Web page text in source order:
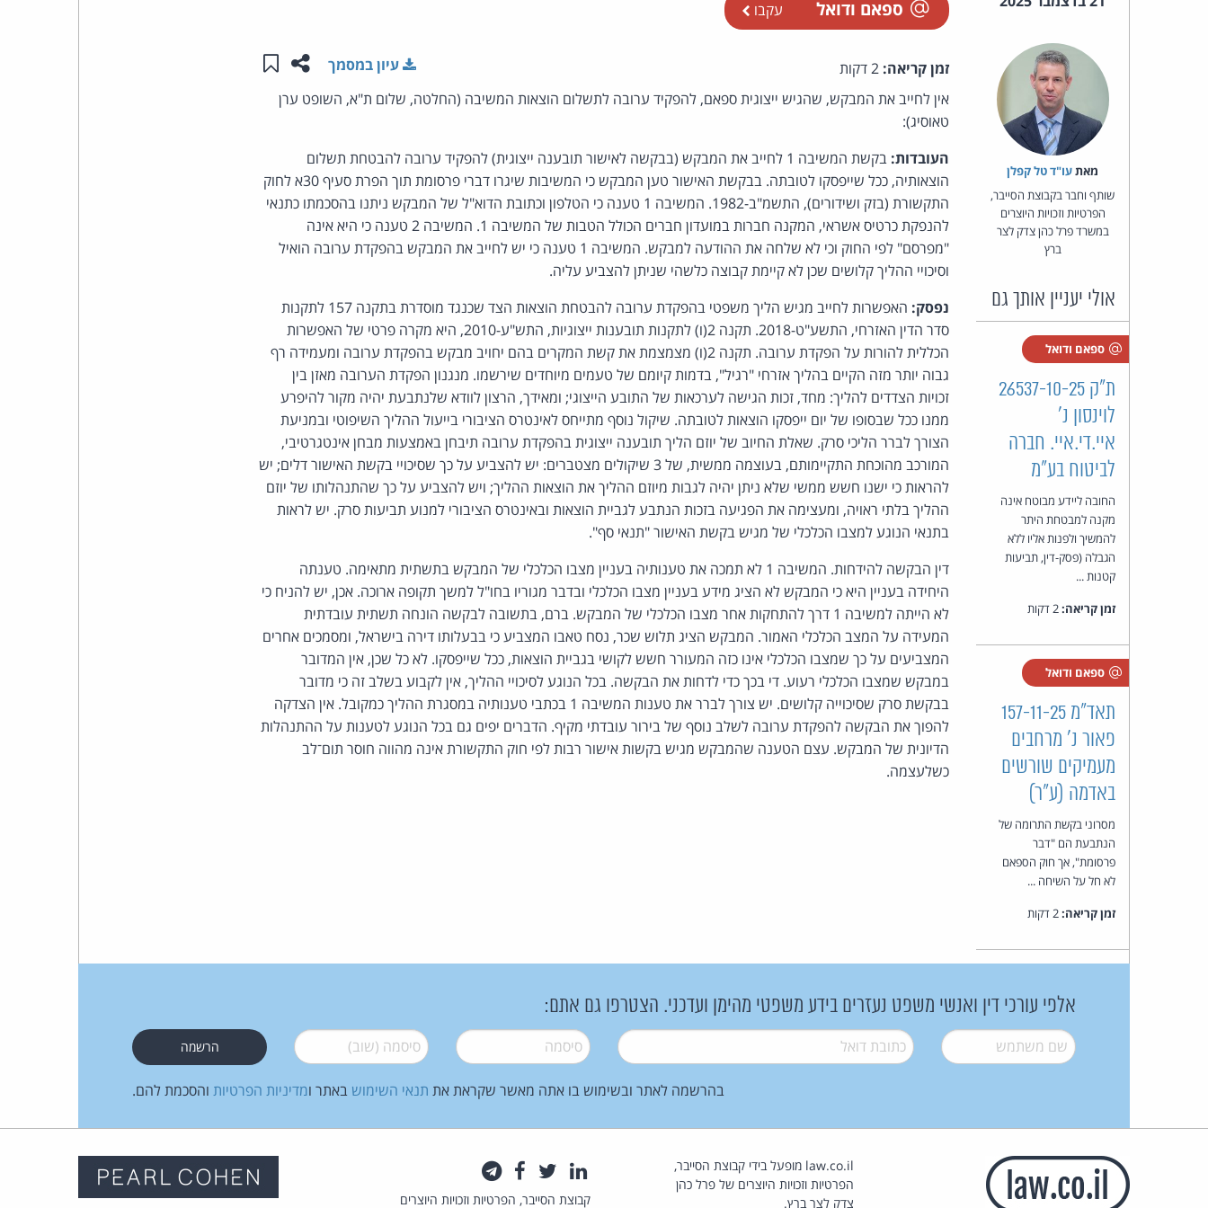
ספאם ודואל עקבו
מאת‏עו"ד טל קפלן
שותף וחבר בקבוצת הסייבר,
הפרטיות וזכויות היוצרים
במשרד פרל כהן צדק לצר
ברץ
אולי יעניין אותך גם
ספאם ודואל
ת"ק 26537-10-25
לוינסון נ'
איי.די.איי. חברה
לביטוח בע"מ
החובה ליידע מבוטח אינה
מקנה למבטחת היתר
להמשיך ולפנות אליו ללא
הגבלה (פסק-דין, תביעות
קטנות ...
זמן קריאה:
ספאם ודואל
תאד"מ 157-11-25
פאור נ' מרחבים
מעמיקים שורשים
באדמה (ע"ר)
מסרוני בקשת התרומה של
הנתבעת הם "דבר
פרסומת", אך חוק הספאם
לא חל על השיחה ...
זמן קריאה:
זמן קריאה: שתפו עמוד זה
שמור ב"תכנים שלי"
עיון במסמך
אין לחייב את המבקש, שהגיש ייצוגית ספאם, להפקיד ערובה לתשלום הוצאות המשיבה (החלטה, שלום ת"א, השופט ערן
טאוסיג):
העובדות:
בקשת המשיבה 1 לחייב את המבקש (בבקשה לאישור תובענה ייצוגית) להפקיד ערובה להבטחת תשלום
הוצאותיה, ככל שייפסקו לטובתה. בבקשת האישור טען המבקש כי המשיבות שיגרו דברי פרסומת תוך הפרת סעיף 30א לחוק
התקשורת (בזק ושידורים), התשמ"ב-1982. המשיבה 1 טענה כי הטלפון וכתובת הדוא"ל של המבקש ניתנו בהסכמתו כתנאי
להנפקת כרטיס אשראי, המקנה חברות במועדון חברים הכולל הטבות של המשיבה 1. המשיבה 2 טענה כי היא אינה
"מפרסם" לפי החוק וכי לא שלחה את ההודעה למבקש. המשיבה 1 טענה כי יש לחייב את המבקש בהפקדת ערובה הואיל
וסיכויי ההליך קלושים שכן לא קיימת קבוצה כלשהי שניתן להצביע עליה.
נפסק:
האפשרות לחייב מגיש הליך משפטי בהפקדת ערובה להבטחת הוצאות הצד שכנגד מוסדרת בתקנה 157 לתקנות
סדר הדין האזרחי, התשע"ט-2018. תקנה 2(ו) לתקנות תובענות ייצוגיות, התש"ע-2010, היא מקרה פרטי של האפשרות
הכללית להורות על הפקדת ערובה. תקנה 2(ו) מצמצמת את קשת המקרים בהם יחויב מבקש בהפקדת ערובה ומעמידה רף
גבוה יותר מזה הקיים בהליך אזרחי "רגיל", בדמות קיומם של טעמים מיוחדים שירשמו. מנגנון הפקדת הערובה מאזן בין
זכויות הצדדים להליך: מחד, זכות הגישה לערכאות של התובע הייצוגי; ומאידך, הרצון לוודא שלנתבעת יהיה מקור להיפרע
ממנו ככל שבסופו של יום ייפסקו הוצאות לטובתה. שיקול נוסף מתייחס לאינטרס הציבורי בייעול ההליך השיפוטי ובמניעת
הצורך לברר הליכי סרק. שאלת החיוב של יוזם הליך תובענה ייצוגית בהפקדת ערובה תיבחן באמצעות מבחן אינטגרטיבי,
המורכב מהוכחת התקיימותם, בעוצמה ממשית, של 3 שיקולים מצטברים: יש להצביע על כך שסיכויי בקשת האישור דלים; יש
להראות כי ישנו חשש ממשי שלא ניתן יהיה לגבות מיוזם ההליך את הוצאות ההליך; ויש להצביע על כך שהתנהלותו של יוזם
ההליך בלתי ראויה, ומעצימה את הפגיעה בזכות הנתבע לגביית הוצאות ובאינטרס הציבורי למנוע תביעות סרק. יש לראות
בתנאי הנוגע למצבו הכלכלי של מגיש בקשת האישור "תנאי סף".
דין הבקשה להידחות. המשיבה 1 לא תמכה את טענותיה בעניין מצבו הכלכלי של המבקש בתשתית מתאימה. טענתה
היחידה בעניין היא כי המבקש לא הציג מידע בעניין מצבו הכלכלי ובדבר מגוריו בחו"ל למשך תקופה ארוכה. אכן, יש להניח כי
לא הייתה למשיבה 1 דרך להתחקות אחר מצבו הכלכלי של המבקש. ברם, בתשובה לבקשה הונחה תשתית עובדתית
המעידה על המצב הכלכלי האמור. המבקש הציג תלוש שכר, נסח טאבו המצביע כי בבעלותו דירה בישראל, ומסמכים אחרים
המצביעים על כך שמצבו הכלכלי אינו כזה המעורר חשש לקושי בגביית הוצאות, ככל שייפסקו. לא כל שכן, אין המדובר
במבקש שמצבו הכלכלי רעוע. די בכך כדי לדחות את הבקשה. בכל הנוגע לסיכויי ההליך, אין לקבוע בשלב זה כי מדובר
בבקשת סרק שסיכוייה קלושים. יש צורך לברר את טענות המשיבה 1 בכתבי טענותיה במסגרת ההליך כמקובל. אין הצדקה
להפוך את הבקשה להפקדת ערובה לשלב נוסף של בירור עובדתי מקיף. הדברים יפים גם בכל הנוגע לטענות על ההתנהלות
הדיונית של המבקש. עצם הטענה שהמבקש מגיש בקשות אישור רבות לפי חוק התקשורת אינה מהווה חוסר תום־לב
כשלעצמה.
אלפי עורכי דין ואנשי משפט נעזרים בידע משפטי מהימן ועדכני. הצטרפו גם אתם:
שם משתמש* דואל* סיסמה* סיסמה (שוב)*
בהרשמה לאתר ובשימוש בו אתה מאשר שקראת את תנאי השימוש באתר ומדיניות הפרטיות והסכמת להם.
law.co.il מופעל בידי קבוצת הסייבר,
הפרטיות וזכויות היוצרים של פרל כהן
צדק לצר ברץ.
לינקדאין
טוויטרפייסבוק
קבוצת הסייבר, הפרטיות וזכויות היוצרים